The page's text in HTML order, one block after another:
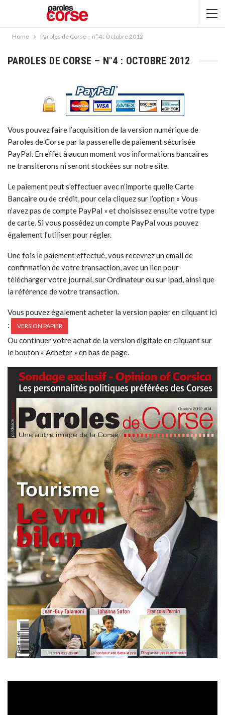
Home Paroles de Corse – n°4 : Octobre 2012
PAROLES DE CORSE – N°4 : OCTOBRE 2012
Vous pouvez faire l’acquisition de la version numérique de
Paroles de Corse par la passerelle de paiement sécurisée
PayPal. En effet à aucun moment vos informations bancaires
ne transiterons ni seront stockées sur notre site.
Le paiement peut s’effectuer avec n’importe quelle Carte
Bancaire ou de crédit, pour cela cliquez sur l’option « Vous
n’avez pas de compte PayPal » et choisissez ensuite votre type
de carte. Si vous possédez un compte PayPal vous pouvez
également l’utiliser pour régler.
Une fois le paiement effectué, vous recevrez un email de
confirmation de votre transaction, avec un lien pour
télécharger votre journal, sur Ordinateur ou sur Ipad, ainsi que
la référence de votre transaction.
Vous pouvez également acheter la version papier en cliquant ici
:
VERSION PAPIER
Ou continuer votre achat de la version digitale en cliquant sur
le bouton « Acheter » en bas de page.